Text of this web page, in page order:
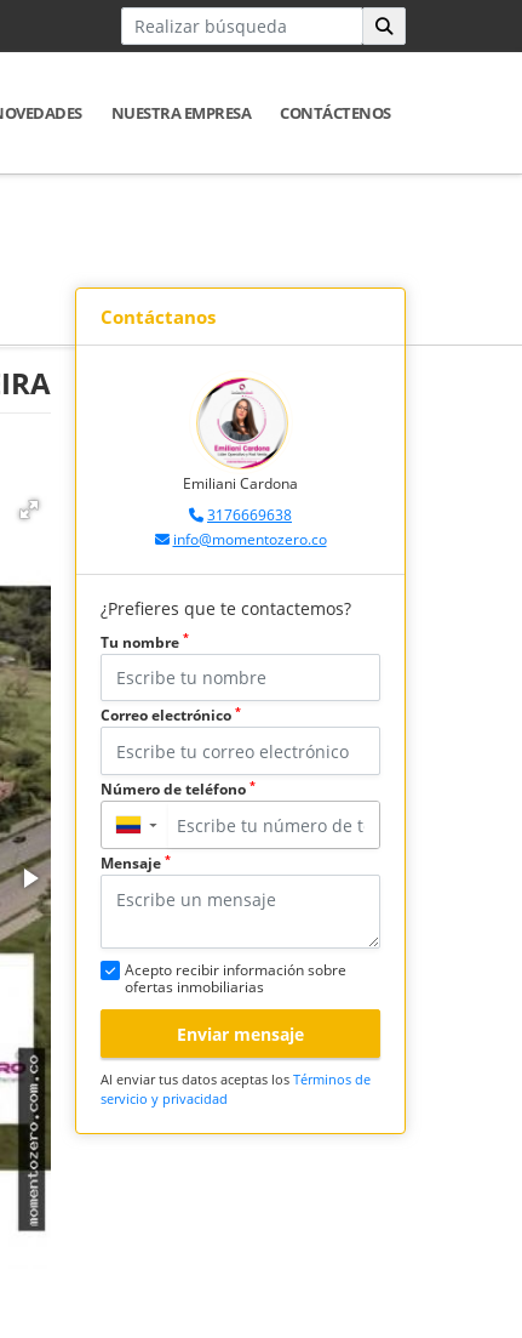
NUESTRA EMPRESA CONTÁCTENOS
Contáctanos
Emiliani Cardona
3176669638
info@momentozero.co
¿Prefieres que te contactemos?
Tu nombre *
Correo electrónico *
Número de teléfono *
▼
Mensaje *
Acepto recibir información sobre
ofertas inmobiliarias
Enviar mensaje
Al enviar tus datos aceptas los Términos de
servicio y privacidad